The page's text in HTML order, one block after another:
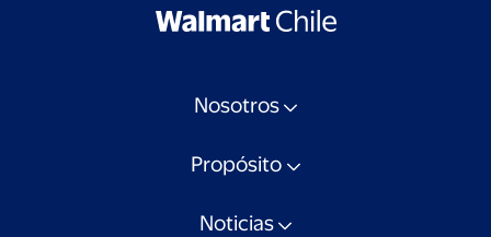
Nosotros
Propósito
Noticias